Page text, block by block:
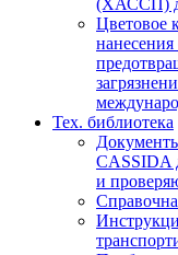
(ХАССП)
Цветовое
Тех. библиотека
CASSIDA
и